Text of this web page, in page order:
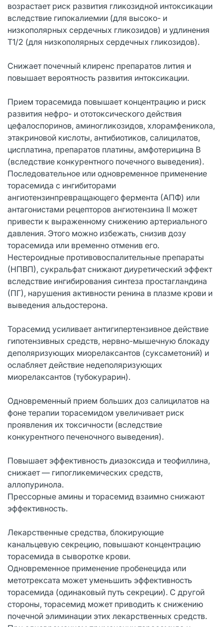
возрастает риск развития гликозидной интоксикации
вследствие гипокалиемии (для высоко- и
низкополярных сердечных гликозидов) и удлинения
Т1/2 (для низкополярных сердечных гликозидов).
Снижает почечный клиренс препаратов лития и
повышает вероятность развития интоксикации.
Прием торасемида повышает концентрацию и риск
развития нефро- и ототоксического действия
цефалоспоринов, аминогликозидов, хлорамфеникола,
этакриновой кислоты, антибиотиков, салицилатов,
цисплатина, препаратов платины, амфотерицина В
(вследствие конкурентного почечного выведения).
Последовательное или одновременное применение
торасемида с ингибиторами
ангиотензинпревращающего фермента (АПФ) или
антагонистами рецепторов ангиотензина II может
привести к выраженному снижению артериального
давления. Этого можно избежать, снизив дозу
торасемида или временно отменив его.
Нестероидные противовоспалительные препараты
(НПВП), сукральфат снижают диуретический эффект
вследствие ингибирования синтеза простагландина
(ПГ), нарушения активности ренина в плазме крови и
выведения альдостерона.
Торасемид усиливает антигипертензивное действие
гипотензивных средств, нервно-мышечную блокаду
деполяризующих миорелаксантов (суксаметоний) и
ослабляет действие недеполяризующих
миорелаксантов (тубокурарин).
Одновременный прием больших доз салицилатов на
фоне терапии торасемидом увеличивает риск
проявления их токсичности (вследствие
конкурентного печеночного выведения).
Повышает эффективность диазоксида и теофиллина,
снижает ― гипогликемических средств,
аллопуринола.
Прессорные амины и торасемид взаимно снижают
эффективность.
Лекарственные средства, блокирующие
канальцевую секрецию, повышают концентрацию
торасемида в сыворотке крови.
Одновременное применение пробенецида или
метотрексата может уменьшить эффективность
торасемида (одинаковый путь секреции). С другой
стороны, торасемид может приводить к снижению
почечной элиминации этих лекарственных средств.